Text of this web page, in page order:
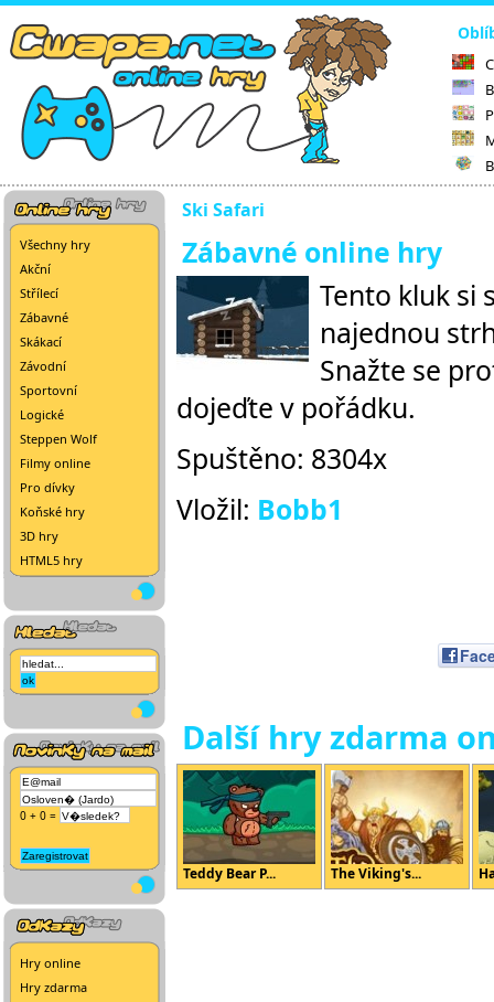
Všechny hry
Akční
Střílecí
Zábavné
Skákací
Závodní
Sportovní
Logické
Steppen Wolf
Filmy online
Pro dívky
Koňské hry
3D hry
HTML5 hry
0 + 0 =
Hry online
Hry zdarma
Ski Safari
Zábavné online hry
Tento kluk si
najednou
Snažte se
dojeďte v pořádku.
Spuštěno: 8304x
Vložil: Bobb1
Další hry zdarma
Teddy Bear P... The Viking's...